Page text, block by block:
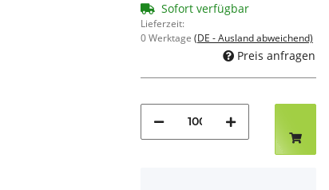
Sofort verfügbar
Lieferzeit:
0 Werktage (DE - Ausland abweichend)
Preis anfragen